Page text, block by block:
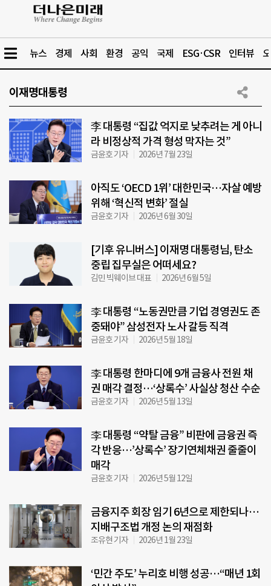
뉴스 경제 사회 환경 공익 국제 ESG·CSR 인터뷰
이재명대통령
李 대통령 “집값 억지로 낮추려는 게 아니
라 비정상적 가격 형성 막자는 것”
금윤호 기자 2026년 7월 23일
아직도 ‘OECD 1위’ 대한민국…자살 예방
위해 ‘혁신적 변화’ 절실
금윤호 기자 2026년 6월 30일
[기후 유니버스] 이재명 대통령님, 탄소
중립 집무실은 어떠세요?
김민 빅웨이브 대표 2026년 6월 5일
李 대통령 “노동권만큼 기업 경영권도 존
중돼야” 삼성전자 노사 갈등 직격
금윤호 기자 2026년 5월 18일
李 대통령 한마디에 9개 금융사 전원 채
권 매각 결정…‘상록수’ 사실상 청산 수순
금윤호 기자 2026년 5월 13일
李 대통령 “약탈 금융” 비판에 금융권 즉
각 반응…’상록수’ 장기연체채권 줄줄이
매각
금윤호 기자 2026년 5월 12일
금융지주 회장 임기 6년으로 제한되나…
지배구조법 개정 논의 재점화
조유현 기자 2026년 1월 23일
‘민간 주도’ 누리호 비행 성공…“매년 1회